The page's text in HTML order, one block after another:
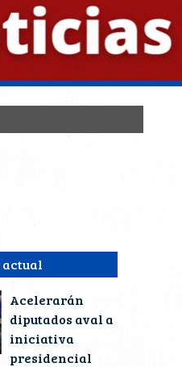
actual
Acelerarán
diputados aval a
iniciativa
presidencial